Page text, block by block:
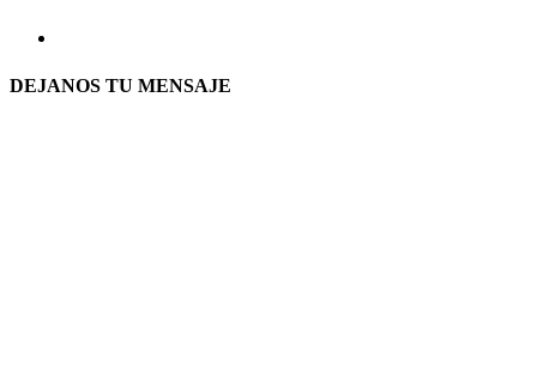
DEJANOS TU MENSAJE